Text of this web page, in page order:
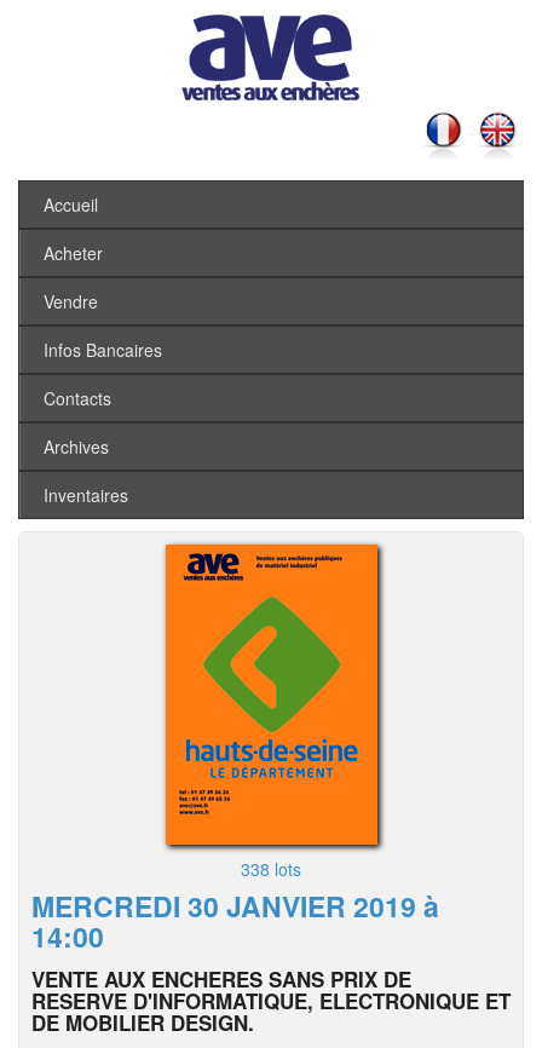
Accueil
Acheter
Vendre
Infos Bancaires
Contacts
Archives
Inventaires
338 lots
MERCREDI 30 JANVIER 2019 à
14:00
VENTE AUX ENCHERES SANS PRIX DE
RESERVE D'INFORMATIQUE, ELECTRONIQUE ET
DE MOBILIER DESIGN.